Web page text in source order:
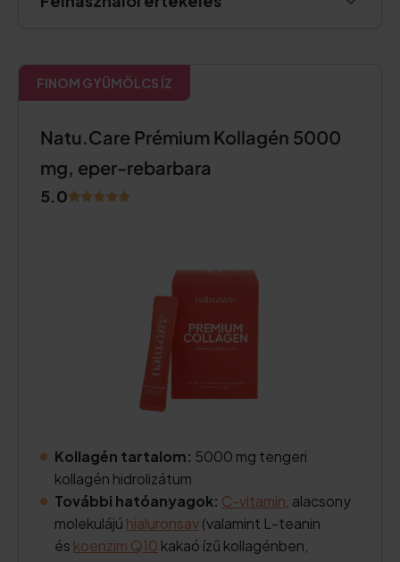
FINOM GYÜMÖLCS ÍZ
Natu.Care Prémium Kollagén 5000
mg, eper-rebarbara
5.0
Kollagén tartalom: 5000 mg tengeri
kollagén hidrolizátum
További hatóanyagok: C-vitamin , alacsony
molekulájú hialuronsav(valamint L-teanin
és koenzim Q10 kakaó ízű kollagénben,